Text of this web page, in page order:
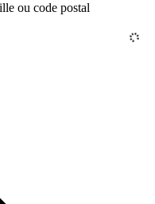
ou code postal